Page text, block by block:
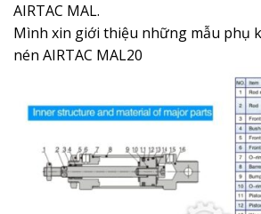
AIRTAC MAL.
Mình xin giới thiệu những mẫu phụ
nén AIRTAC MAL20